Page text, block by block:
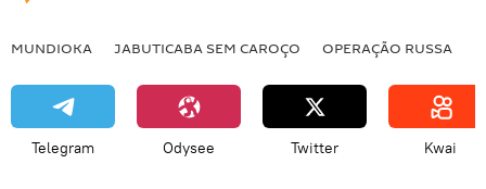
MUNDIOKA JABUTICABA SEM CAROÇO OPERAÇÃO RUSSA
Telegram Odysee Twitter Kwai